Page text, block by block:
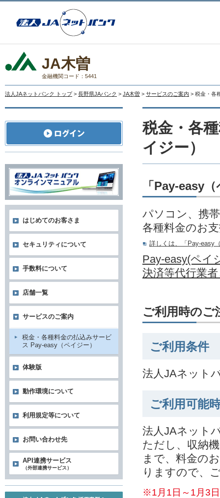
JA木曽
金融機関コード：5441
法人JAネットバンク トップ > 長野県JAバンク > JA木曽 > サービスのご案内 > 税金・各
税金・各
イジー）
「Pay-easy
パソコン、携
各種料金のお
詳しくは、「Pay-easy
Pay-easy(ペイ
決済等代行業
ご利用時のご
ご利用条件
法人JAネット
ご利用可能
法人JAネット
ただし、収納
まで、料金の
りますので、
※1月1日～1月3
はじめてのお客さま
セキュリティについて
手数料について
店舗一覧
サービスのご案内
税金・各種料金の払込みサービ
ス Pay-easy（ペイジー）
体験版
動作環境について
利用規定等について
お問い合わせ先
API連携サービス
（外部連携サービス）